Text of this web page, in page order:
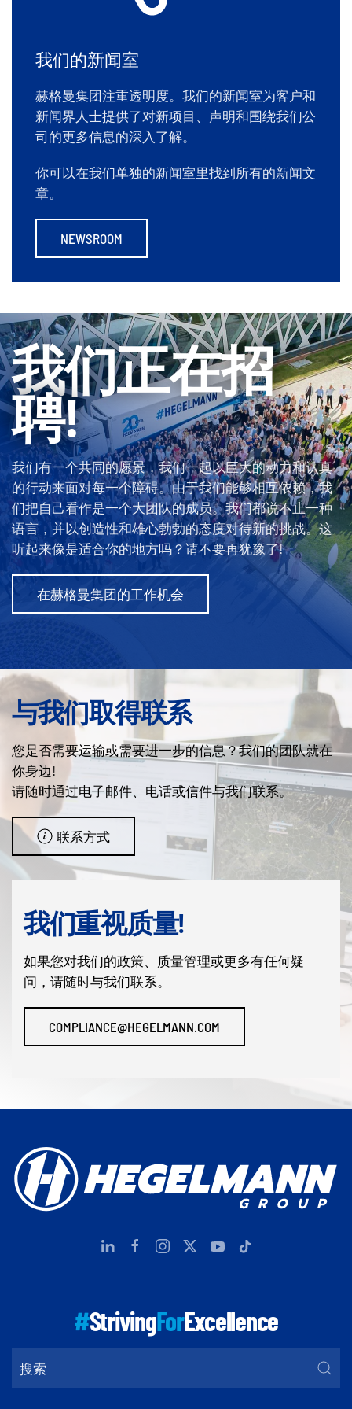
Industry-leading logistic solutions Hegelmann
READ MORE
我们正在招
聘!
我们有一个共同的愿景，我们一起以巨大的动力和认真
的行动来面对每一个障碍。由于我们能够相互依赖，我
们把自己看作是一个大团队的成员。我们都说不止一种
语言，并以创造性和雄心勃勃的态度对待新的挑战。这
听起来像是适合你的地方吗？请不要再犹豫了!
在赫格曼集团的工作机会
与我们取得联系
您是否需要运输或需要进一步的信息？我们的团队就在
你身边!
请随时通过电子邮件、电话或信件与我们联系。
联系方式
我们重视质量!
如果您对我们的政策、质量管理或更多有任何疑
问，请随时与我们联系。
COMPLIANCE@HEGELMANN.COM
#StrivingForExcellence